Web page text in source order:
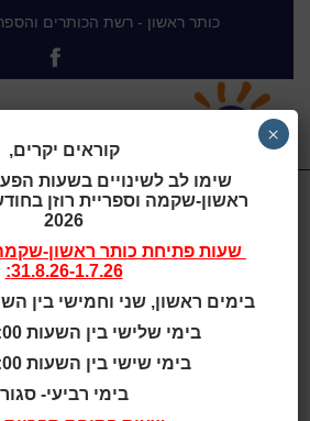
כותר ראשון - רשת הכותרים
קוראים יקרים,
שימו לב לשינויים בשעות
ראשון-שקמה וספריית רוזן
2026
שעות פתיחת כותר ראשון-
31.8.26-1.7.26:
בימים ראשון, שני וחמישי בין השעות 19:45-
בימי שלישי בין השעות 21:45-15:00
בימי שישי בין השעות 12:45-9:00
בימי רביעי- סגור
×